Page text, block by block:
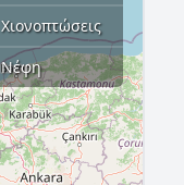
Χιονοπτώσεις
Νέφη